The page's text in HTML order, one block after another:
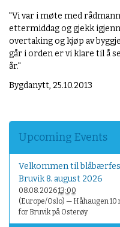
"Vi var i møte med
ettermiddag og gjekk
overtaking og kjøp av
går i orden er vi klare til å
år."
Bygdanytt, 25.10.2013
Upcoming Events
Velkommen til
Bruvik 8. august 2026
08.08.202613:00
(Europe/Oslo) — Håhaugen 10
for Bruvik på Osterøy